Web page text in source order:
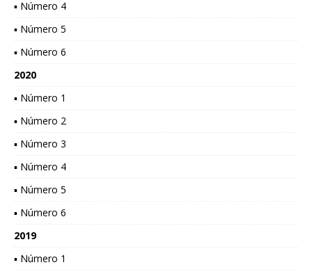
▪ Número 4
▪ Número 5
▪ Número 6
2020
▪ Número 1
▪ Número 2
▪ Número 3
▪ Número 4
▪ Número 5
▪ Número 6
2019
▪ Número 1